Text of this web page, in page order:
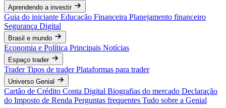
Aprendendo a investir
Guia do iniciante Educação Financeira Planejamento financeiro
Segurança Digital
Brasil e mundo
Economia e Política Principais Notícias
Espaço trader
TraderTipos de traderPlataformas para trader
Universo Genial
Cartão de Crédito Conta Digital Biografias do mercado Declaração
do Imposto de Renda Perguntas frequentes Tudo sobre a Genial